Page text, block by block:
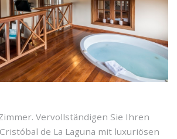
Vervollständigen Sie Ihren
de La Laguna mit luxuriösen